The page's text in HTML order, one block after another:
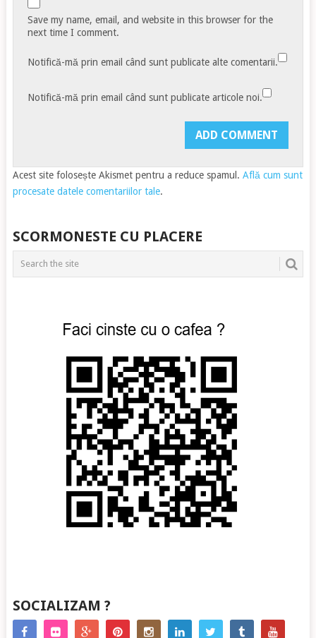
Save my name, email, and website in this browser for the
next time I comment.
Notifică-mă prin email când sunt publicate alte comentarii.
Notifică-mă prin email când sunt publicate articole noi.
Acest site folosește Akismet pentru a reduce spamul. Află cum sunt
procesate datele comentariilor tale.
SCORMONESTE CU PLACERE
SOCIALIZAM ?